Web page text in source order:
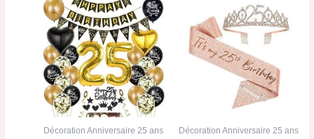
Décoration Anniversaire 25 ans Décoration Anniversaire 25 ans